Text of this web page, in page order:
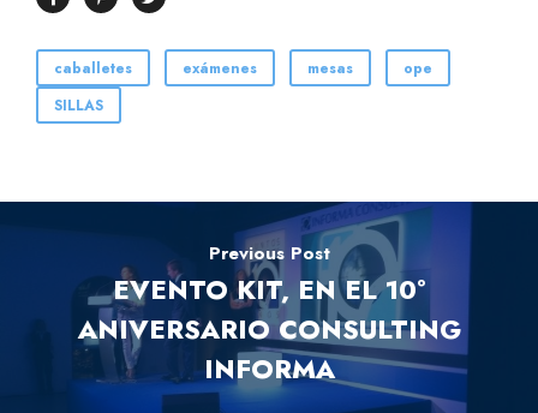
caballetes exámenes mesas
ope
SILLAS
Previous Post
EVENTO KIT, EN EL 10º
ANIVERSARIO CONSULTING
INFORMA